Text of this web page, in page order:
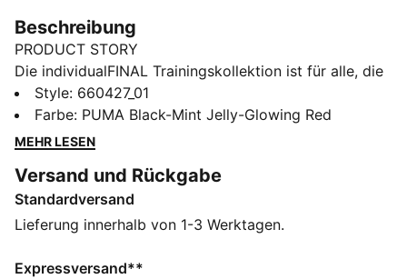
Beschreibung
PRODUCT STORY
Die individualFINAL Trainingskollektion ist für alle, die
bei jeder Trainingseinheit Vollgas geben: Mit
auffallenden Grafiken und leistungsorientiertem
Design passt sie zu Tempo, Präzision und Kreativität
schnell, konzentriert und bereit, Eindruck zu
hinterlassen.
FEATURES + VORTEILE
Kleidungsstück zu mindestens 95 % aus
Style: 660427_01
Farbe: PUMA Black-Mint Jelly-Glowing Red
MEHR LESEN
Versand und Rückgabe
Standardversand
Lieferung innerhalb von 1-3 Werktagen.
Expressversand**